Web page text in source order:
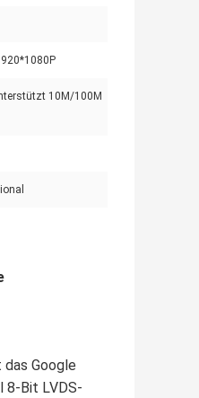
10M/100M
Google
8-Bit LVDS-